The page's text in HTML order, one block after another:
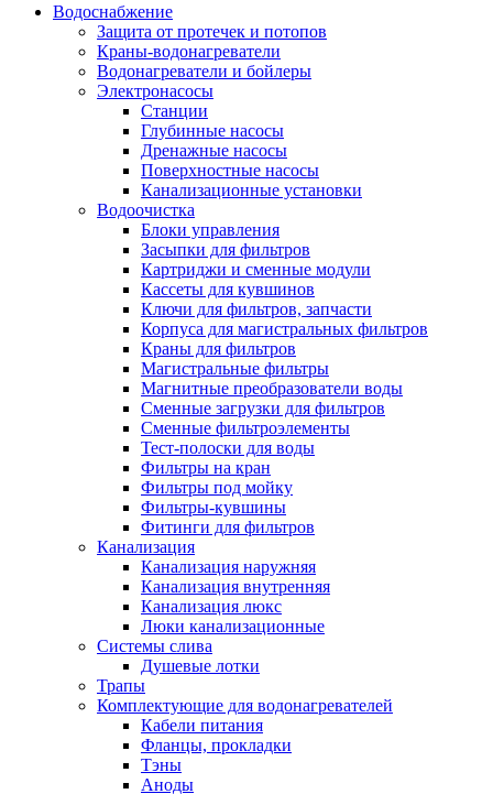
Строительные товары
Все для бани
Полезные статьи
Новости и Акции
Оплата и доставка
Сервис-центр
Адреса Сервис-центров
Обмен и возврат товара
Вакансии
Водоснабжение
Защита от протечек и потопов
Краны-водонагреватели
Водонагреватели и бойлеры
Электронасосы
Станции
Глубинные насосы
Дренажные насосы
Поверхностные насосы
Канализационные установки
Водоочистка
Блоки управления
Засыпки для фильтров
Картриджи и сменные модули
Кассеты для кувшинов
Ключи для фильтров, запчасти
Корпуса для магистральных фильтров
Краны для фильтров
Магистральные фильтры
Магнитные преобразователи воды
Сменные загрузки для фильтров
Сменные фильтроэлементы
Тест-полоски для воды
Фильтры на кран
Фильтры под мойку
Фильтры-кувшины
Фитинги для фильтров
Канализация
Канализация наружняя
Канализация внутренняя
Канализация люкс
Люки канализационные
Системы слива
Душевые лотки
Трапы
Комплектующие для водонагревателей
Кабели питания
Фланцы, прокладки
Тэны
Аноды